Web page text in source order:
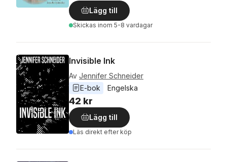
Lägg till
Skickas inom 5-8 vardagar
Invisible Ink
Av Jennifer Schneider
E-bok
Engelska
42 kr
Lägg till
Läs direkt efter köp